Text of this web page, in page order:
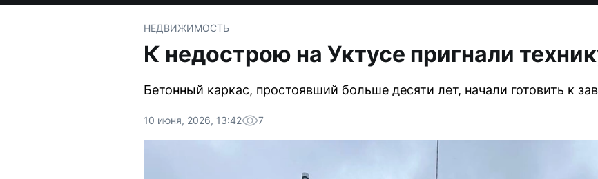
НЕДВИЖИМОСТЬ
К недострою на Уктусе пригнали
Бетонный каркас, простоявший больше десяти лет, начали готовить к
10 июня, 2026, 13:42 7